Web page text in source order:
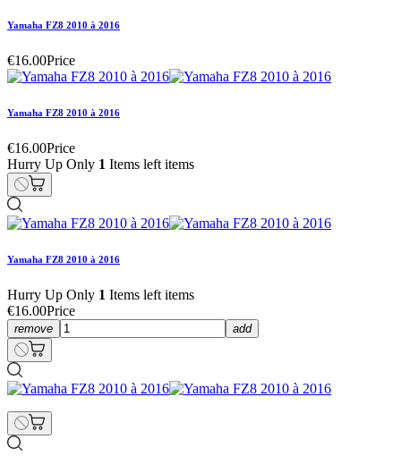
Yamaha FZ8 2010 à 2016
€16.00Price
Yamaha FZ8 2010 à 2016
€16.00Price
Hurry Up Only 1 Items left items
Yamaha FZ8 2010 à 2016
Hurry Up Only 1 Items left items
€16.00Price
remove add